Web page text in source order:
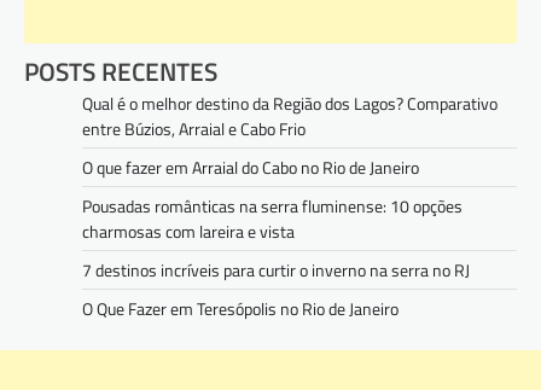
POSTS RECENTES
Qual é o melhor destino da Região dos Lagos? Comparativo
entre Búzios, Arraial e Cabo Frio
O que fazer em Arraial do Cabo no Rio de Janeiro
Pousadas românticas na serra fluminense: 10 opções
charmosas com lareira e vista
7 destinos incríveis para curtir o inverno na serra no RJ
O Que Fazer em Teresópolis no Rio de Janeiro